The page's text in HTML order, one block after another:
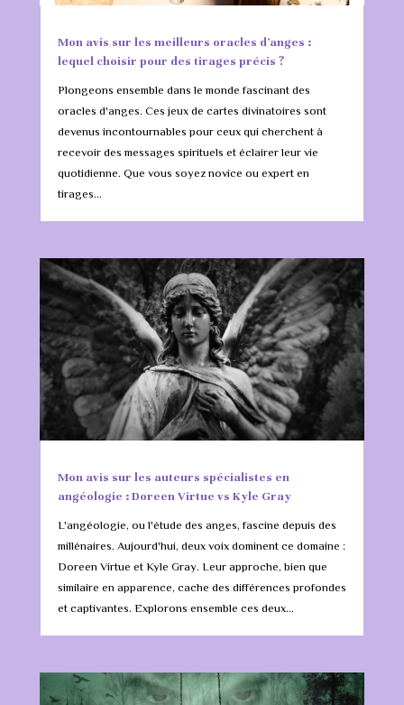
Mon avis sur les meilleurs oracles d’anges :
lequel choisir pour des tirages précis ?
Plongeons ensemble dans le monde fascinant des
oracles d'anges. Ces jeux de cartes divinatoires sont
devenus incontournables pour ceux qui cherchent à
recevoir des messages spirituels et éclairer leur vie
quotidienne. Que vous soyez novice ou expert en
tirages...
Mon avis sur les auteurs spécialistes en
angéologie : Doreen Virtue vs Kyle Gray
L'angéologie, ou l'étude des anges, fascine depuis des
millénaires. Aujourd'hui, deux voix dominent ce domaine :
Doreen Virtue et Kyle Gray. Leur approche, bien que
similaire en apparence, cache des différences profondes
et captivantes. Explorons ensemble ces deux...